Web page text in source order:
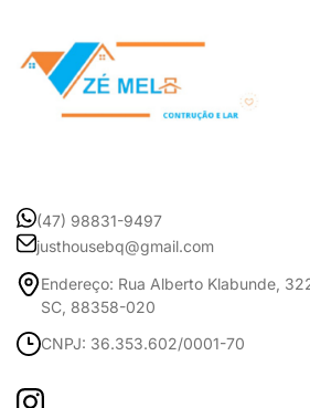
(47) 98831-9497
justhousebq@gmail.com
Endereço: Rua Alberto Klabunde,
SC, 88358-020
CNPJ: 36.353.602/0001-70